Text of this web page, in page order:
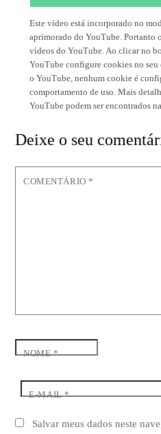
Este vídeo está incorporado no
aprimorado do YouTube. Portanto
vídeos do YouTube. Ao clicar no
YouTube configure cookies no
o YouTube, nenhum cookie é
comportamento de uso. Mais
YouTube podem ser encontrados na
Deixe o seu
COMENTÁRIO*
NOME*
E-MAIL*
Salvar meus dados neste